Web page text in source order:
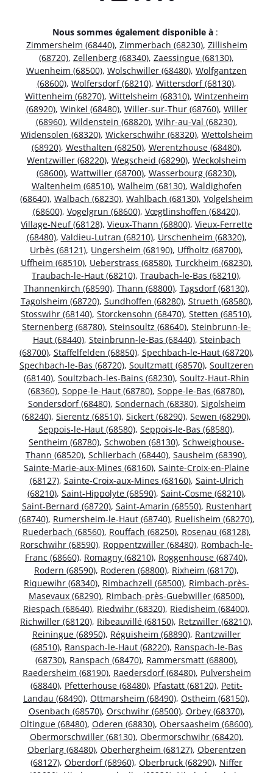
Nous sommes également disponible à :
Zimmersheim (68440), Zimmerbach (68230), Zillisheim
(68720), Zellenberg (68340), Zaessingue (68130),
Wuenheim (68500), Wolschwiller (68480), Wolfgantzen
(68600), Wolfersdorf (68210), Wittersdorf (68130),
Wittenheim (68270), Wittelsheim (68310), Wintzenheim
(68920), Winkel (68480), Willer-sur-Thur (68760), Willer
(68960), Wildenstein (68820), Wihr-au-Val (68230),
Widensolen (68320), Wickerschwihr (68320), Wettolsheim
(68920), Westhalten (68250), Werentzhouse (68480),
Wentzwiller (68220), Wegscheid (68290), Weckolsheim
(68600), Wattwiller (68700), Wasserbourg (68230),
Waltenheim (68510), Walheim (68130), Waldighofen
(68640), Walbach (68230), Wahlbach (68130), Volgelsheim
(68600), Vogelgrun (68600), Vœgtlinshoffen (68420),
Village-Neuf (68128), Vieux-Thann (68800), Vieux-Ferrette
(68480), Valdieu-Lutran (68210), Urschenheim (68320),
Urbès (68121), Ungersheim (68190), Uffholtz (68700),
Uffheim (68510), Ueberstrass (68580), Turckheim (68230),
Traubach-le-Haut (68210), Traubach-le-Bas (68210),
Thannenkirch (68590), Thann (68800), Tagsdorf (68130),
Tagolsheim (68720), Sundhoffen (68280), Strueth (68580),
Stosswihr (68140), Storckensohn (68470), Stetten (68510),
Sternenberg (68780), Steinsoultz (68640), Steinbrunn-le-
Haut (68440), Steinbrunn-le-Bas (68440), Steinbach
(68700), Staffelfelden (68850), Spechbach-le-Haut (68720),
Spechbach-le-Bas (68720), Soultzmatt (68570), Soultzeren
(68140), Soultzbach-les-Bains (68230), Soultz-Haut-Rhin
(68360), Soppe-le-Haut (68780), Soppe-le-Bas (68780),
Sondersdorf (68480), Sondernach (68380), Sigolsheim
(68240), Sierentz (68510), Sickert (68290), Sewen (68290),
Seppois-le-Haut (68580), Seppois-le-Bas (68580),
Sentheim (68780), Schwoben (68130), Schweighouse-
Thann (68520), Schlierbach (68440), Sausheim (68390),
Sainte-Marie-aux-Mines (68160), Sainte-Croix-en-Plaine
(68127), Sainte-Croix-aux-Mines (68160), Saint-Ulrich
(68210), Saint-Hippolyte (68590), Saint-Cosme (68210),
Saint-Bernard (68720), Saint-Amarin (68550), Rustenhart
(68740), Rumersheim-le-Haut (68740), Ruelisheim (68270),
Ruederbach (68560), Rouffach (68250), Rosenau (68128),
Rorschwihr (68590), Roppentzwiller (68480), Rombach-le-
Franc (68660), Romagny (68210), Roggenhouse (68740),
Rodern (68590), Roderen (68800), Rixheim (68170),
Riquewihr (68340), Rimbachzell (68500), Rimbach-près-
Masevaux (68290), Rimbach-près-Guebwiller (68500),
Riespach (68640), Riedwihr (68320), Riedisheim (68400),
Richwiller (68120), Ribeauvillé (68150), Retzwiller (68210),
Reiningue (68950), Réguisheim (68890), Rantzwiller
(68510), Ranspach-le-Haut (68220), Ranspach-le-Bas
(68730), Ranspach (68470), Rammersmatt (68800),
Raedersheim (68190), Raedersdorf (68480), Pulversheim
(68840), Pfetterhouse (68480), Pfastatt (68120), Petit-
Landau (68490), Ottmarsheim (68490), Ostheim (68150),
Osenbach (68570), Orschwihr (68500), Orbey (68370),
Oltingue (68480), Oderen (68830), Obersaasheim (68600),
Obermorschwiller (68130), Obermorschwihr (68420),
Oberlarg (68480), Oberhergheim (68127), Oberentzen
(68127), Oberdorf (68960), Oberbruck (68290), Niffer